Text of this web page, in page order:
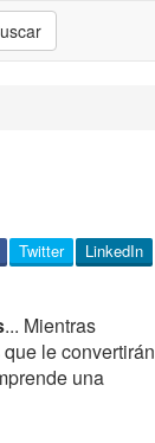
LinkedIn
Twitter
... Mientras
le convertirán
una